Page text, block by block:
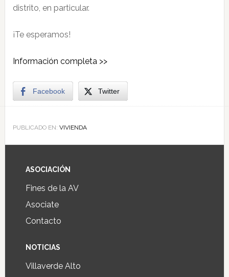
distrito, en particular.
¡Te esperamos!
Información completa >>
Facebook Twitter
PUBLICADO EN: VIVIENDA
ASOCIACIÓN
Fines de la AV
Asociate
Contacto
NOTICIAS
Villaverde Alto